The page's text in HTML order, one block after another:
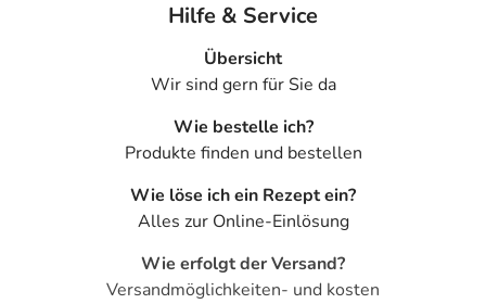
Hilfe & Service
Übersicht
Wir sind gern für Sie da
Wie bestelle ich?
Produkte finden und bestellen
Wie löse ich ein Rezept ein?
Alles zur Online-Einlösung
Wie erfolgt der Versand?
Versandmöglichkeiten- und kosten